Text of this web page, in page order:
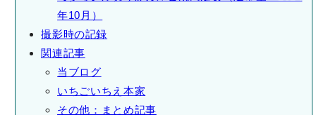
年10月）
撮影時の記録
関連記事
当ブログ
いちごいちえ本家
その他：まとめ記事